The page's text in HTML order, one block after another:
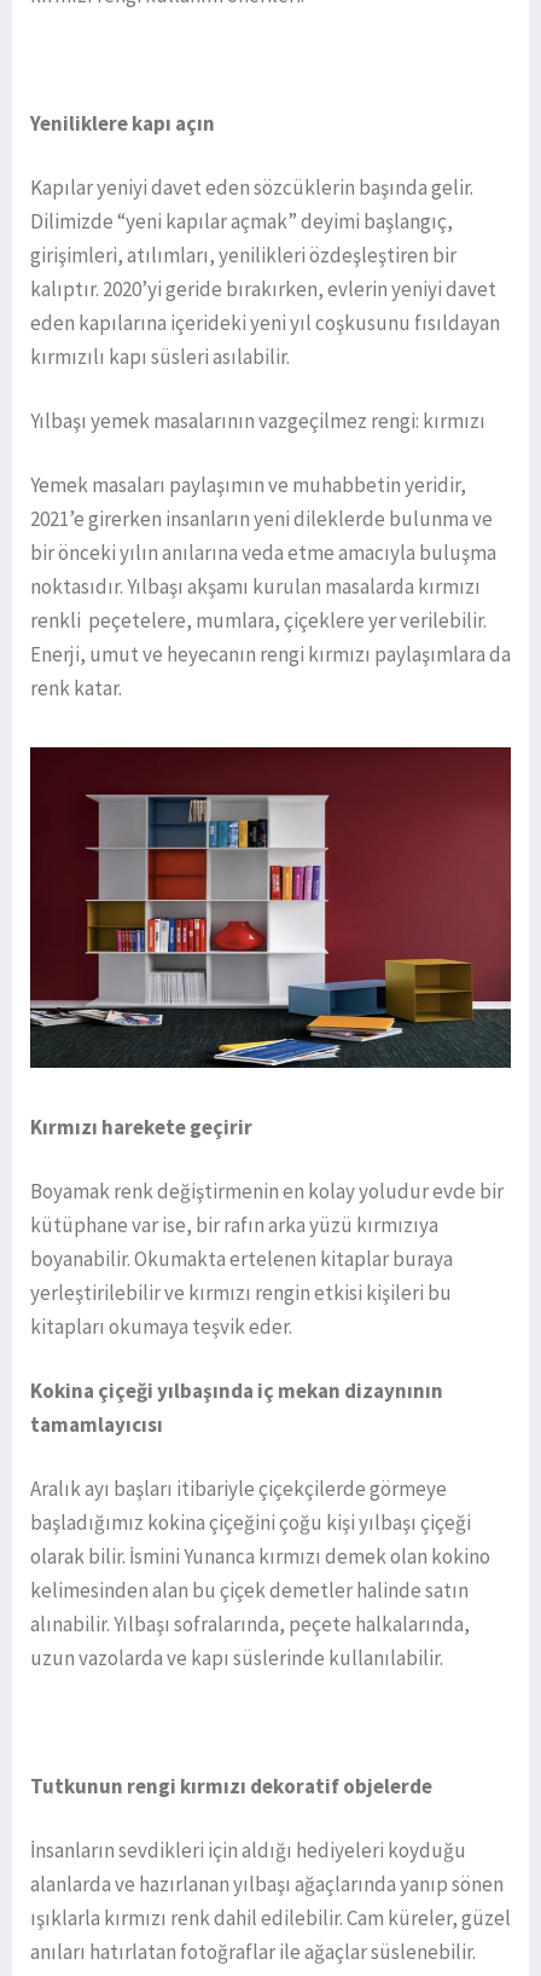
Yeniliklere kapı açın
Kapılar yeniyi davet eden sözcüklerin başında gelir.
Dilimizde “yeni kapılar açmak” deyimi başlangıç,
girişimleri, atılımları, yenilikleri özdeşleştiren bir
kalıptır. 2020’yi geride bırakırken, evlerin yeniyi davet
eden kapılarına içerideki yeni yıl coşkusunu fısıldayan
kırmızılı kapı süsleri asılabilir.
Yılbaşı yemek masalarının vazgeçilmez rengi: kırmızı
Yemek masaları paylaşımın ve muhabbetin yeridir,
2021’e girerken insanların yeni dileklerde bulunma ve
bir önceki yılın anılarına veda etme amacıyla buluşma
noktasıdır. Yılbaşı akşamı kurulan masalarda kırmızı
renkli peçetelere, mumlara, çiçeklere yer verilebilir.
Enerji, umut ve heyecanın rengi kırmızı paylaşımlara da
renk katar.
Kırmızı harekete geçirir
Boyamak renk değiştirmenin en kolay yoludur evde bir
kütüphane var ise, bir rafın arka yüzü kırmızıya
boyanabilir. Okumakta ertelenen kitaplar buraya
yerleştirilebilir ve kırmızı rengin etkisi kişileri bu
kitapları okumaya teşvik eder.
Kokina çiçeği yılbaşında iç mekan dizaynının
tamamlayıcısı
Aralık ayı başları itibariyle çiçekçilerde görmeye
başladığımız kokina çiçeğini çoğu kişi yılbaşı çiçeği
olarak bilir. İsmini Yunanca kırmızı demek olan kokino
kelimesinden alan bu çiçek demetler halinde satın
alınabilir. Yılbaşı sofralarında, peçete halkalarında,
uzun vazolarda ve kapı süslerinde kullanılabilir.
Tutkunun rengi kırmızı dekoratif objelerde
İnsanların sevdikleri için aldığı hediyeleri koyduğu
alanlarda ve hazırlanan yılbaşı ağaçlarında yanıp sönen
ışıklarla kırmızı renk dahil edilebilir. Cam küreler, güzel
anıları hatırlatan fotoğraflar ile ağaçlar süslenebilir.